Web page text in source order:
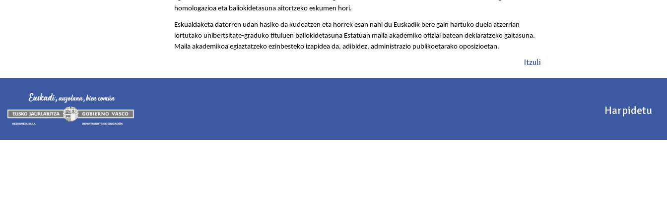
homologazioa eta baliokidetasuna aitortzeko eskumen hori.
Eskualdaketa datorren udan hasiko da kudeatzen eta horrek esan nahi du Euskadik bere gain hartuko duela atzerrian
lortutako unibertsitate-graduko tituluen baliokidetasuna Estatuan maila akademiko ofizial batean deklaratzeko gaitasuna.
Maila akademikoa egiaztatzeko ezinbesteko izapidea da, adibidez, administrazio publikoetarako oposizioetan.
Itzuli
Harpidetu